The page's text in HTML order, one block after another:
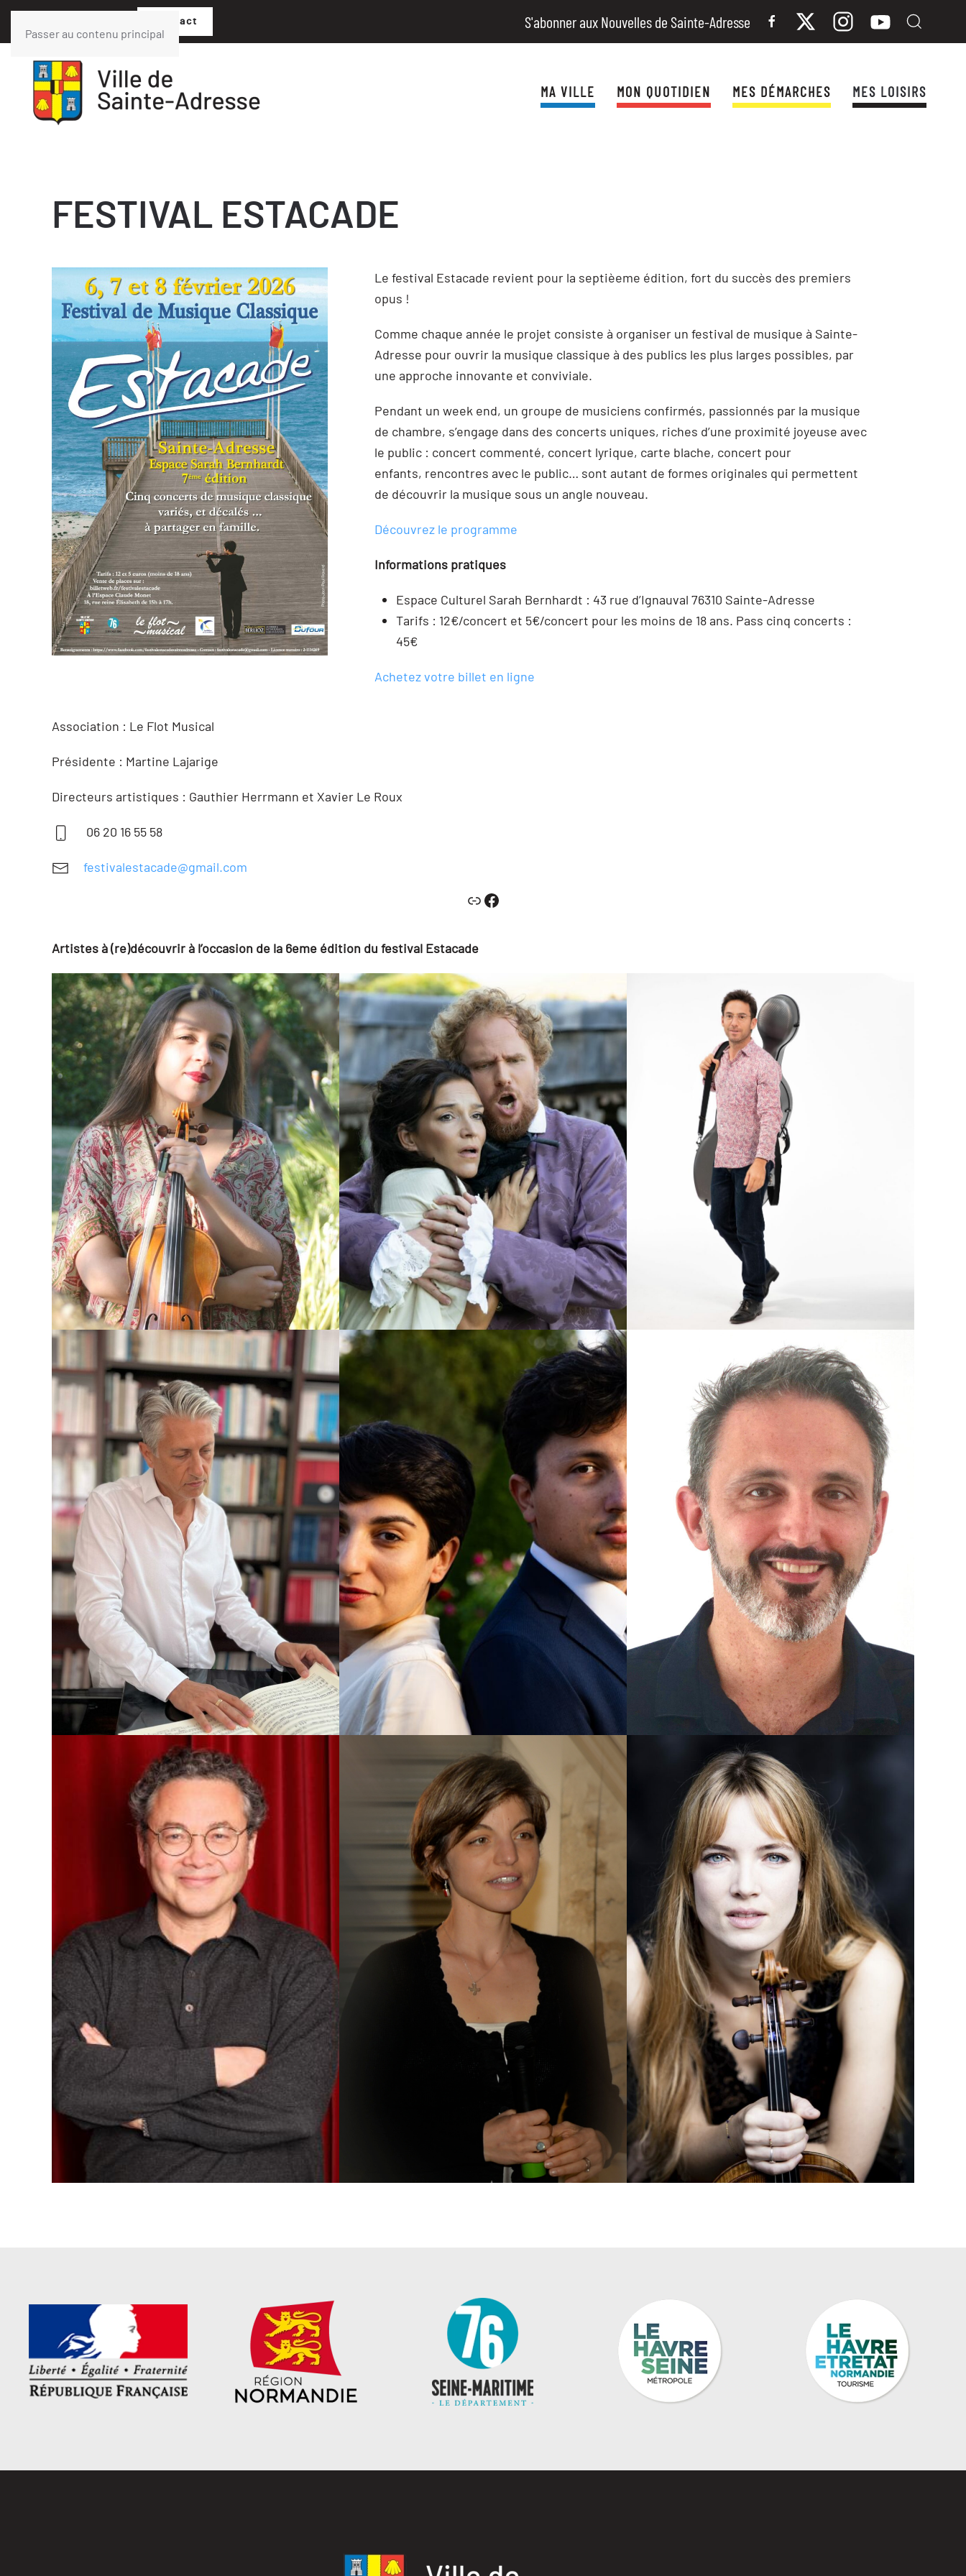
Passer au contenu principal
Contact S'abonner aux Nouvelles de Sainte-Adresse
MA VILLE MON QUOTIDIEN MES DÉMARCHES MES LOISIRS
FESTIVAL ESTACADE
Le festival Estacade revient pour la septièeme édition, fort du succès des premiers
opus !
Comme chaque année le projet consiste à organiser un festival de musique à Sainte-
Adresse pour ouvrir la musique classique à des publics les plus larges possibles, par
une approche innovante et conviviale.
Pendant un week end, un groupe de musiciens confirmés, passionnés par la musique
de chambre, s’engage dans des concerts uniques, riches d’une proximité joyeuse avec
le public : concert commenté, concert lyrique, carte blache, concert pour
enfants, rencontres avec le public… sont autant de formes originales qui permettent
de découvrir la musique sous un angle nouveau.
Découvrez le programme
Informations pratiques
Espace Culturel Sarah Bernhardt : 43 rue d’Ignauval 76310 Sainte-Adresse
Tarifs : 12€/concert et 5€/concert pour les moins de 18 ans. Pass cinq concerts :
45€
Achetez votre billet en ligne
Association : Le Flot Musical
Présidente : Martine Lajarige
Directeurs artistiques : Gauthier Herrmann et Xavier Le Roux
06 20 16 55 58
festivalestacade@gmail.com
Link Facebook
Artistes à (re)découvrir à l’occasion de la 6eme édition du festival Estacade